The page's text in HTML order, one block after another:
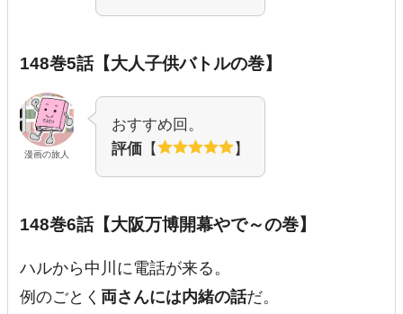
148巻5話【大人子供バトルの巻】
漫画の旅人
おすすめ回。
評価 【 】
148巻6話【大阪万博開幕やで～の巻】
ハルから中川に電話が来る。
例のごとく 両さんには内緒の話だ。